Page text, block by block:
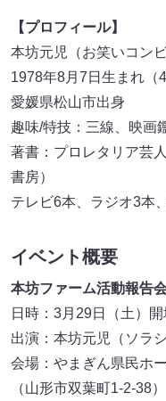
【プロフィール】
本坊元児（お笑いコン
1978年8月7日生まれ（
愛媛県松山市出身
趣味/特技：三線、映画
著書：プロレタリア芸
書房）
テレビ6本、ラジオ3本
イベント概要
本坊ファーム活動報告
日時：3月29日（土）
出演：本坊元児（ソラシ
会場：やまぎん県民ホ
（山形市双葉町1-2-38）